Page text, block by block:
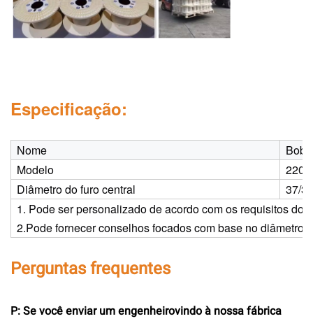
Especificação:
Nome
Modelo
220-
Diâmetro do furo central
37/
1. Pode ser personalizado de acordo com os requisitos
2.Pode fornecer conselhos focados com base no diâmetro
Perguntas frequentes
P: Se você enviar um engenheirovindo à nossa fábrica